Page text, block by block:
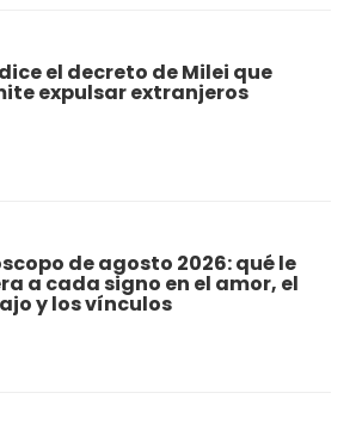
el decreto de Milei que
expulsar extranjeros
de agosto 2026: qué le
a cada signo en el amor, el
y los vínculos